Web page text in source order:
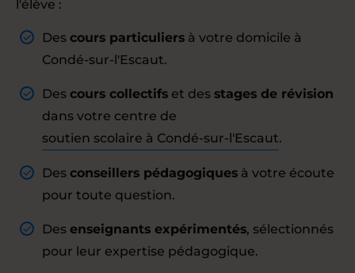
l'élève :
Des cours particuliers à votre domicile à
Condé-sur-l'Escaut.
Des cours collectifs et des stages de révision
dans votre centre de
soutien scolaire à Condé-sur-l'Escaut.
Des conseillers pédagogiques à votre écoute
pour toute question.
Des enseignants expérimentés, sélectionnés
pour leur expertise pédagogique.